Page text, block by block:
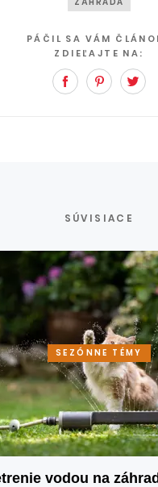
PÁČIL SA VÁM
ZDIEĽAJTE NA:
Facebook
SÚVISIACE
SEZÓNNE TÉMY
vodou na